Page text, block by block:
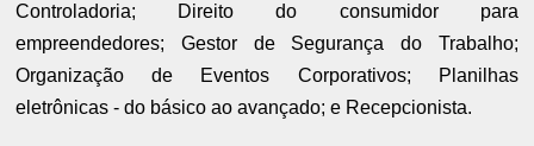
Controladoria; Direito do consumidor para
empreendedores; Gestor de Segurança do Trabalho;
Organização de Eventos Corporativos; Planilhas
eletrônicas - do básico ao avançado; e Recepcionista.